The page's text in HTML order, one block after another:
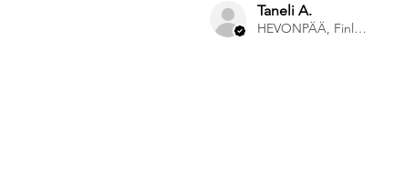
Taneli A.
HEVONPÄÄ, Finland